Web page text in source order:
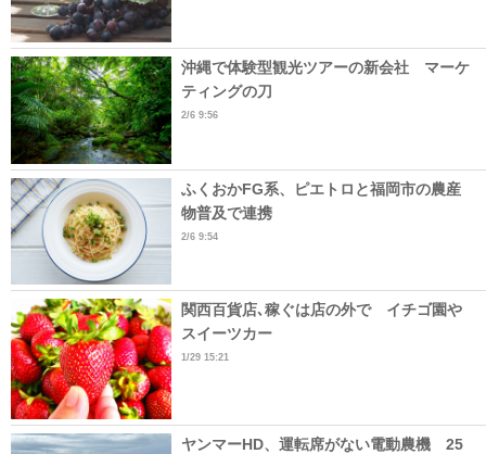
沖縄で体験型観光ツアーの新会社 マーケ
ティングの刀
2/6 9:56
ふくおかFG系、ピエトロと福岡市の農産
物普及で連携
2/6 9:54
関西百貨店､稼ぐは店の外で イチゴ園や
スイーツカー
1/29 15:21
ヤンマーHD、運転席がない電動農機 25